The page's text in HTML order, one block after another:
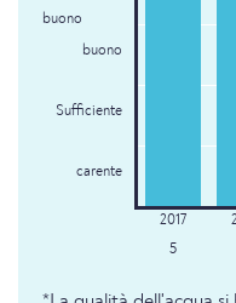
buono
buono
Sufficiente
carente
5